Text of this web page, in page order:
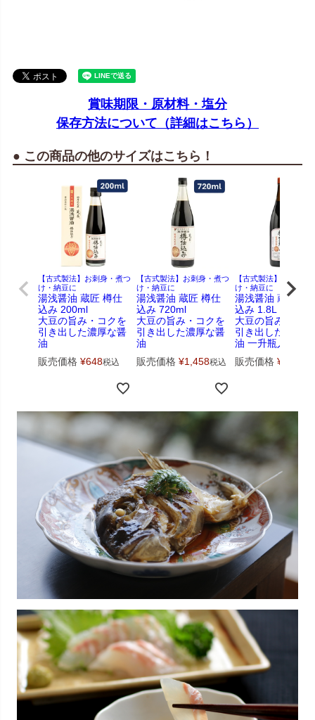
賞味期限・原材料・塩分
保存方法について（詳細はこちら）
● この商品の他のサイズはこちら！
【古式製法】お刺身・煮つ
け・納豆に
湯浅醤油 蔵匠 樽仕
込み 200ml
大豆の旨み・コクを
引き出した濃厚な醤
油
販売価格 ¥648税込
【古式製法】お刺身・煮つ
け・納豆に
湯浅醤油 蔵匠 樽仕
込み 720ml
大豆の旨み・コクを
引き出した濃厚な醤
油
販売価格 ¥1,458税込
【古式製法】お刺身・
け・納豆に
湯浅醤油 蔵匠 樽
込み 1.8L
大豆の旨み・コ
引き出した濃厚
油 一升瓶入り
販売価格 ¥